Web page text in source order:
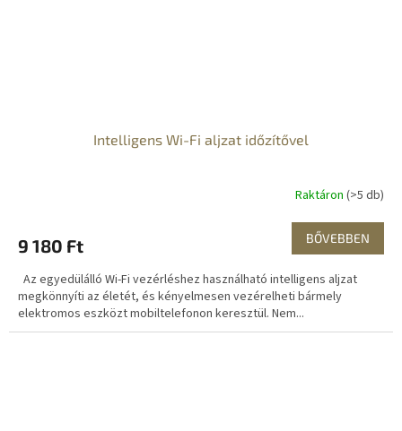
Intelligens Wi-Fi aljzat időzítővel
Raktáron (>5 db)
9 180 Ft BŐVEBBEN
Az egyedülálló Wi-Fi vezérléshez használható intelligens aljzat
megkönnyíti az életét, és kényelmesen vezérelheti bármely
elektromos eszközt mobiltelefonon keresztül. Nem...